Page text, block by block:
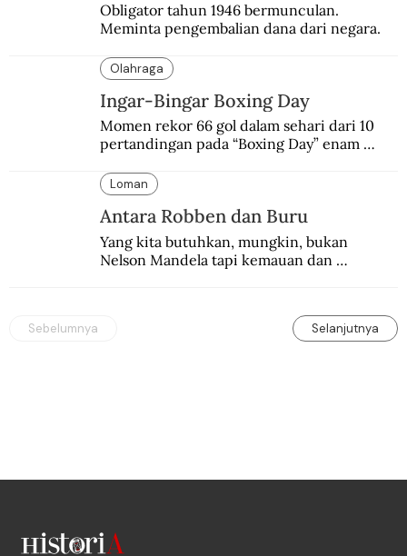
Obligator tahun 1946 bermunculan.
Meminta pengembalian dana dari negara.
Olahraga
Ingar-Bingar Boxing Day
Momen rekor 66 gol dalam sehari dari 10
pertandingan pada “Boxing Day” enam
Manchester United 6-1.
Loman
Antara Robben dan Buru
Yang kita butuhkan, mungkin, bukan
Nelson Mandela tapi kemauan dan
Sebelumnya Selanjutnya